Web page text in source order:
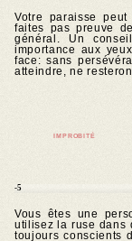
Votre paraisse
faites pas preuve
général. Un
importance aux
face: sans
atteindre, ne
IMPROBITÉ
-5
Vous êtes une
utilisez la ruse dans
toujours conscients